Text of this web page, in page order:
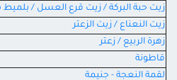
زيت حبة البركة / زيت قرع العسل /
زيت النعناع / زيت الزعتر
زهرة الربيع / زعتر
قاطونة
لقمة النعجة - جنيمة